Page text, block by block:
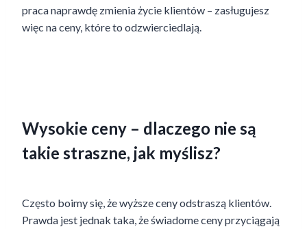
praca naprawdę zmienia życie klientów – zasługujesz
więc na ceny, które to odzwierciedlają.
Wysokie ceny – dlaczego nie są
takie straszne, jak myślisz?
Często boimy się, że wyższe ceny odstraszą klientów.
Prawda jest jednak taka, że świadome ceny przyciągają